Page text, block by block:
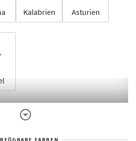
Kalabrien Asturien